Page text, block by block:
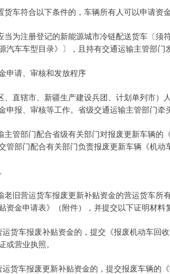
车符合以下条件的，车辆所有人可以申请资金
为注册登记的新能源城市冷链配送货车〔须
汽车车型目录》〕，且持有交通运输主管部门
申请、审核和发放程序
直辖市、新疆生产建设兵团、计划单列市）
申报、审核等工作。省级交通运输主管部门
管部门配合省级有关部门对报废更新车辆的
管部门配合有关部门负责报废更新车辆《机动
旧营运货车报废更新补贴资金的营运货车所
资金申请表》（附件），并提交以下证明材料
车报废补贴资金的，提交《报废机动车回
或营业执照。
车报废更新补贴资金的，提交报废车辆的